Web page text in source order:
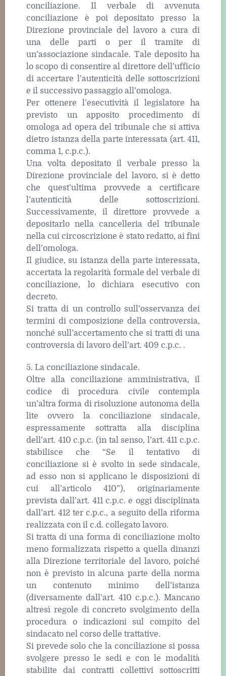
conciliazione. Il verbale di avvenuta
conciliazione è poi depositato presso la
Direzione provinciale del lavoro a cura di
una delle parti o per il tramite di
un’associazione sindacale. Tale deposito ha
lo scopo di consentire al direttore dell’ufficio
di accertare l’autenticità delle sottoscrizioni
e il successivo passaggio all’omologa.
Per ottenere l’esecutività il legislatore ha
previsto un apposito procedimento di
omologa ad opera del tribunale che si attiva
dietro istanza della parte interessata (art. 411,
comma 1, c.p.c.).
Una volta depositato il verbale presso la
Direzione provinciale del lavoro, si è detto
che quest’ultima provvede a certificare
l’autenticità delle sottoscrizioni.
Successivamente, il direttore provvede a
depositarlo nella cancelleria del tribunale
nella cui circoscrizione è stato redatto, ai fini
dell’omologa.
Il giudice, su istanza della parte interessata,
accertata la regolarità formale del verbale di
conciliazione, lo dichiara esecutivo con
decreto.
Si tratta di un controllo sull’osservanza dei
termini di composizione della controversia,
nonché sull’accertamento che si tratti di una
controversia di lavoro dell’art. 409 c.p.c. .
5. La conciliazione sindacale.
Oltre alla conciliazione amministrativa, il
codice di procedura civile contempla
un’altra forma di risoluzione autonoma della
lite ovvero la conciliazione sindacale,
espressamente sottratta alla disciplina
dell’art. 410 c.p.c. (in tal senso, l’art. 411 c.p.c.
stabilisce che “Se il tentativo di
conciliazione si è svolto in sede sindacale,
ad esso non si applicano le disposizioni di
cui all’articolo 410”), originariamente
prevista dall’art. 411 c.p.c. e oggi disciplinata
dall’art. 412 ter c.p.c., a seguito della riforma
realizzata con il c.d. collegato lavoro.
Si tratta di una forma di conciliazione molto
meno formalizzata rispetto a quella dinanzi
alla Direzione territoriale del lavoro, poiché
non è previsto in alcuna parte della norma
un contenuto minimo dell’istanza
(diversamente dall’art. 410 c.p.c.). Mancano
altresì regole di concreto svolgimento della
procedura o indicazioni sul compito del
sindacato nel corso delle trattative.
Si prevede solo che la conciliazione si possa
svolgere presso le sedi e con le modalità
stabilite dai contratti collettivi sottoscritti